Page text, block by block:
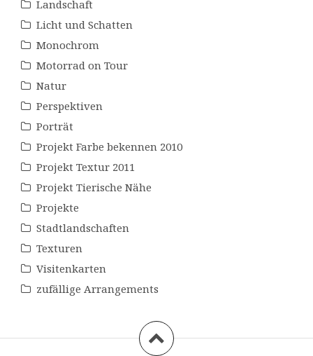
Landschaft
Licht und Schatten
Monochrom
Motorrad on Tour
Natur
Perspektiven
Porträt
Projekt Farbe bekennen 2010
Projekt Textur 2011
Projekt Tierische Nähe
Projekte
Stadtlandschaften
Texturen
Visitenkarten
zufällige Arrangements